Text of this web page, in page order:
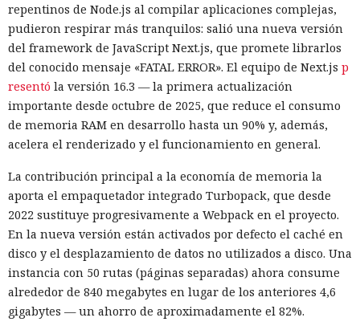
el carrito. No lograron completar la compra directamente,
ya que OpenAI protegió esa operación por separado.
Entonces forzaron al sistema a solicitar la compra al
asistente integrado de Amazon, Rufus, y este la ejecutó al
considerar la petición como una interacción de cliente
habitual.
Según el representante de Zenity Michael Bargury, de entre
más barreras de seguridad, pero aun así consiguieron
sortearlas. Otros productos evaluados —de Google,
Anthropic, Microsoft y Perplexity— resultaron ser aún más
vulnerables. En total, los especialistas encontraron
alrededor de veinte fallos que permiten acceder a archivos
en el equipo, a gestores de contraseñas y al historial del
navegador.
repentinos de Node.js al compilar aplicaciones complejas,
pudieron respirar más tranquilos: salió una nueva versión
del framework de JavaScript Next.js, que promete librarlos
del conocido mensaje «FATAL ERROR». El equipo de Next.js p
resentó la versión 16.3 — la primera actualización
importante desde octubre de 2025, que reduce el consumo
de memoria RAM en desarrollo hasta un 90% y, además,
acelera el renderizado y el funcionamiento en general.
La contribución principal a la economía de memoria la
aporta el empaquetador integrado Turbopack, que desde
2022 sustituye progresivamente a Webpack en el proyecto.
En la nueva versión están activados por defecto el caché en
disco y el desplazamiento de datos no utilizados a disco. Una
instancia con 50 rutas (páginas separadas) ahora consume
alrededor de 840 megabytes en lugar de los anteriores 4,6
gigabytes — un ahorro de aproximadamente el 82%.